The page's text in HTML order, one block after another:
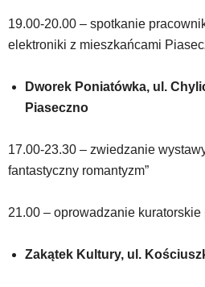
19.00-20.00 – spotkanie
elektroniki z mieszkańcami
Dworek Poniatówka, ul.
Piaseczno
17.00-23.30 – zwiedzanie
fantastyczny romantyzm”
21.00 – oprowadzanie
Zakątek Kultury, ul.